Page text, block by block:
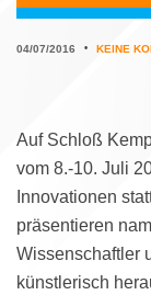
04/07/2016 • KEINE
Auf Schloß
vom 8.-10. Juli
Innovationen
präsentieren
Wissenschaftler
künstlerisch